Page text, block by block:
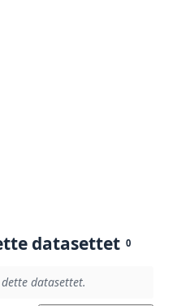
datasettet 0
datasettet.